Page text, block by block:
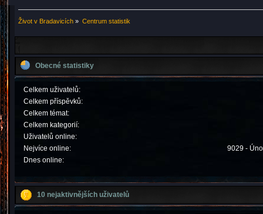
Život v Bradavicích » Centrum statistik
Obecné statistiky
Celkem uživatelů:
Celkem příspěvků:
Celkem témat:
Celkem kategorií:
Uživatelů online:
Nejvíce online:
9029 -
Dnes online:
10 nejaktivnějších uživatelů